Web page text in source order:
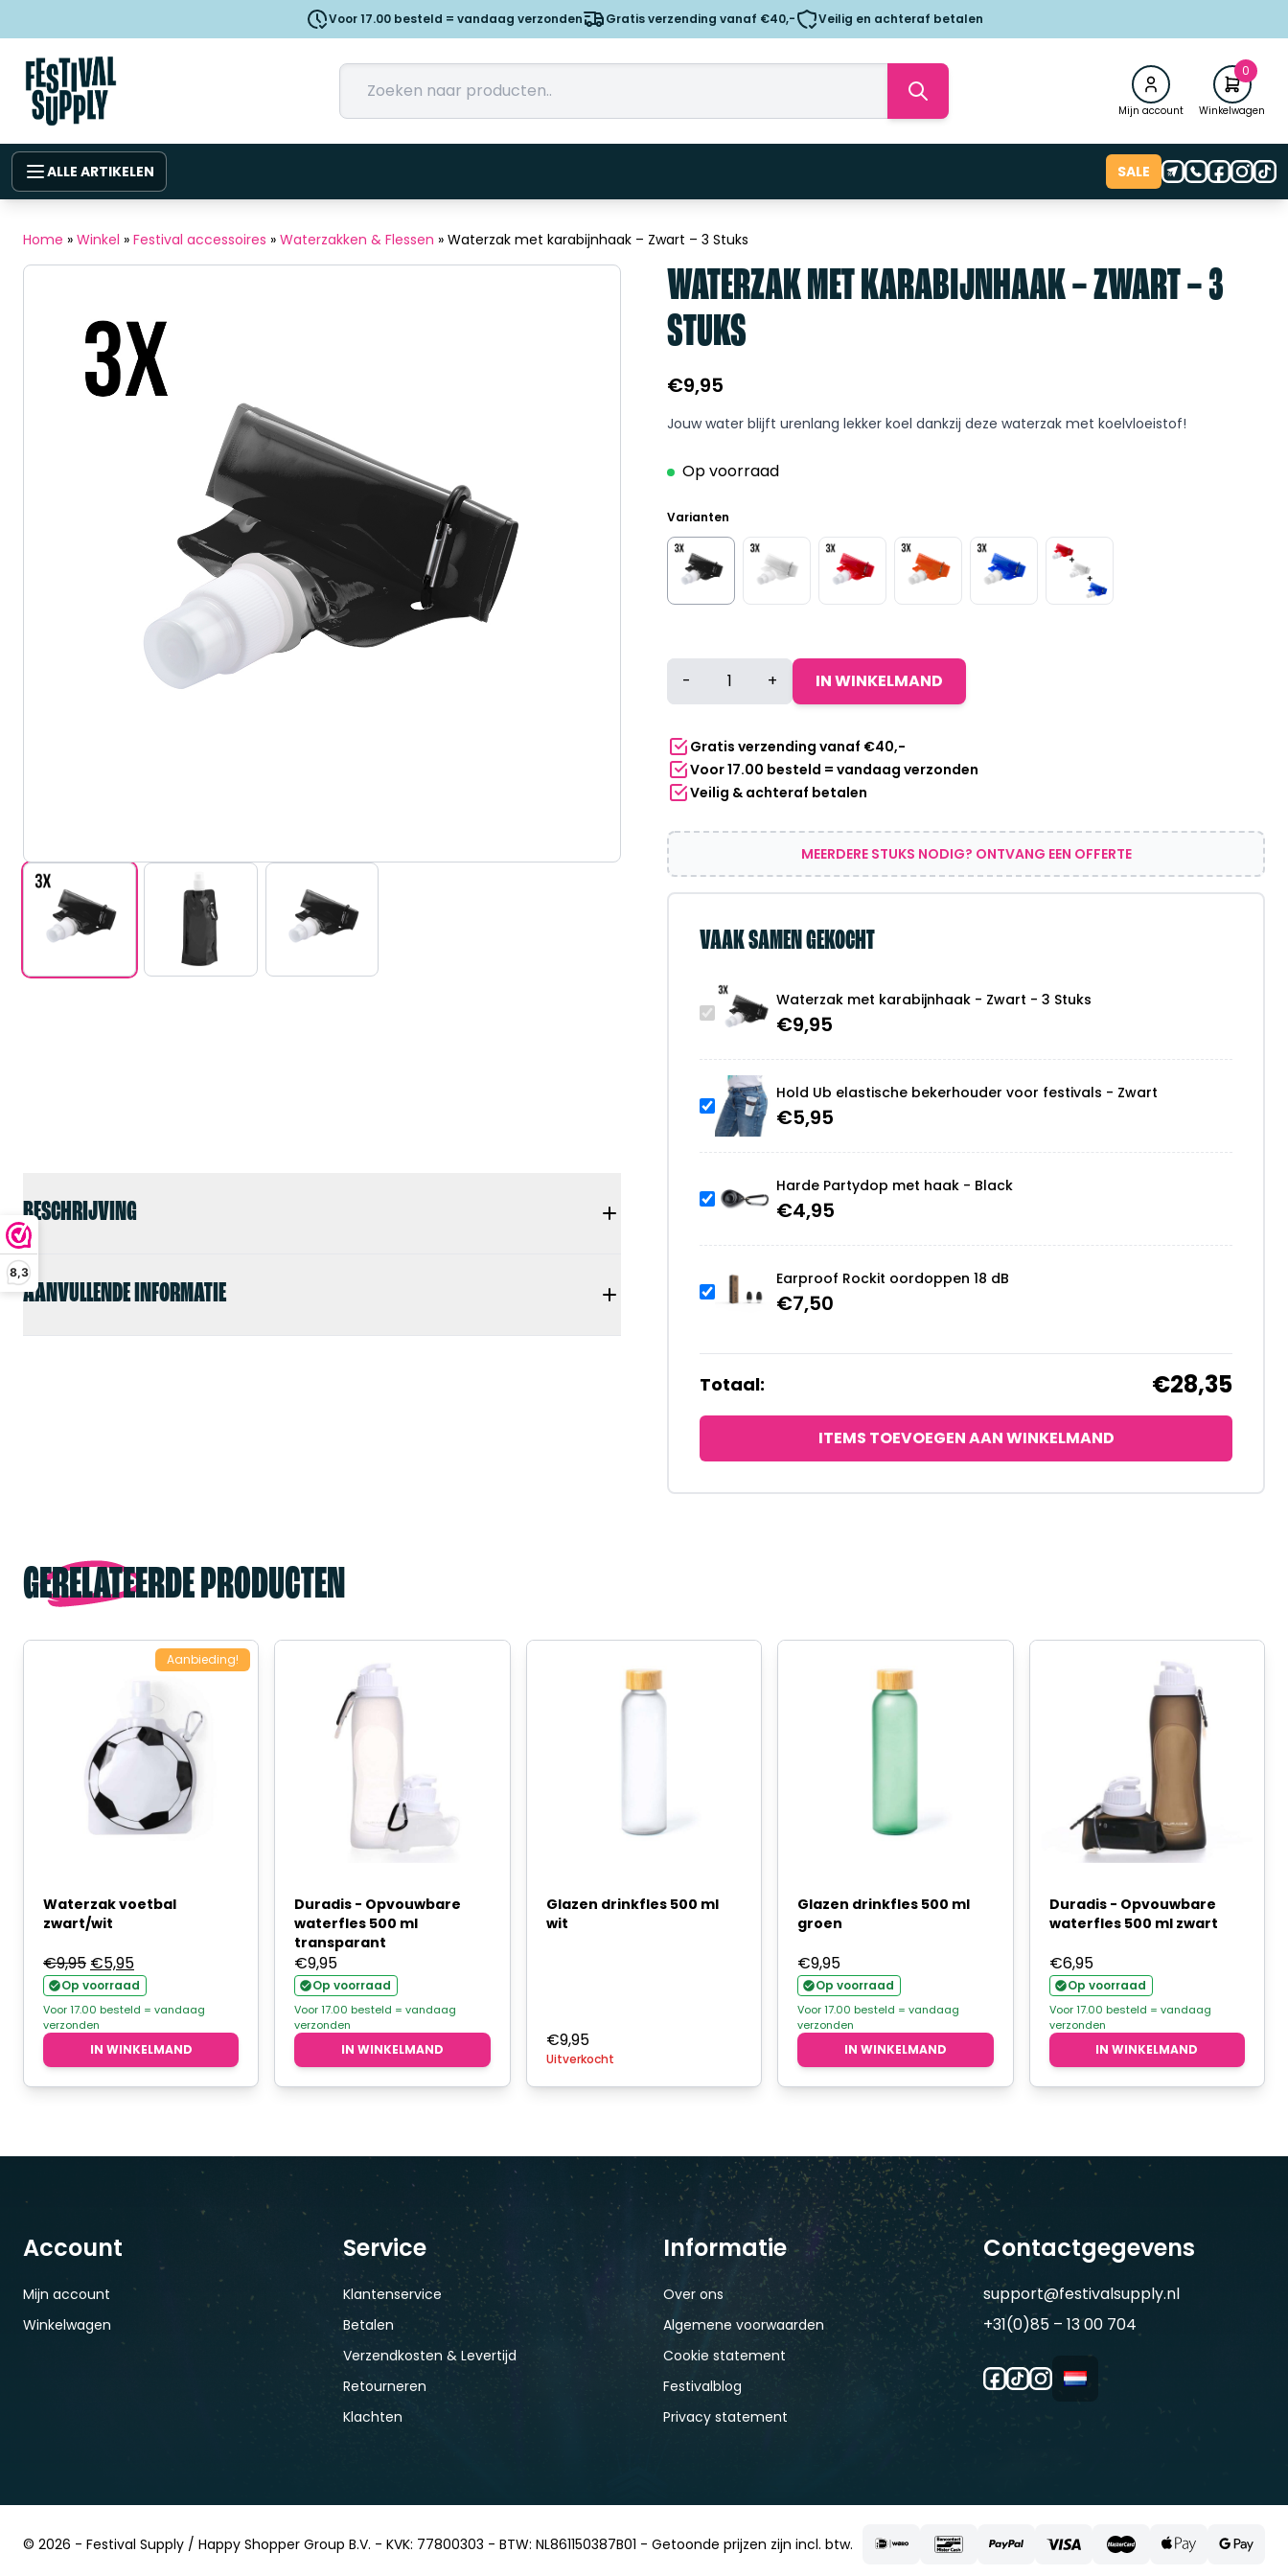
8,3
Voor 17.00 besteld = vandaag verzonden Gratis verzending vanaf €40,- Veilig en achteraf betalen
Mijn account
0
Winkelwagen
ALLE ARTIKELEN SALE
Home » Winkel » Festival accessoires » Waterzakken & Flessen » Waterzak met karabijnhaak – Zwart – 3 Stuks
BESCHRIJVING
AANVULLENDE INFORMATIE
WATERZAK MET KARABIJNHAAK – ZWART – 3
STUKS
€9,95
Jouw water blijft urenlang lekker koel dankzij deze waterzak met koelvloeistof!
Op voorraad
Varianten
Waterzak
-
Zwart
-
3
Stuks
aantal
- + IN WINKELMAND
Gratis verzending vanaf €40,-
Voor 17.00 besteld = vandaag verzonden
Veilig & achteraf betalen
MEERDERE STUKS NODIG? ONTVANG EEN OFFERTE
VAAK SAMEN GEKOCHT
Waterzak met karabijnhaak - Zwart - 3 Stuks
€9,95
Hold Ub elastische bekerhouder voor festivals - Zwart
€5,95
Harde Partydop met haak - Black
€4,95
Earproof Rockit oordoppen 18 dB
€7,50
Totaal: €28,35
ITEMS TOEVOEGEN AAN WINKELMAND
GERELATEERDE PRODUCTEN
Aanbieding!
Waterzak voetbal
zwart/wit
€9,95 Oorspronkelijke
prijs
was:
€9,95.
€5,95Huidige
prijs
is:
€5,95.
Op voorraad
Voor 17.00 besteld = vandaag
verzonden
IN WINKELMAND
Duradis - Opvouwbare
waterfles 500 ml
transparant
€9,95
Op voorraad
Voor 17.00 besteld = vandaag
verzonden
IN WINKELMAND
Glazen drinkfles 500 ml
wit
€9,95
Uitverkocht
Glazen drinkfles 500 ml
groen
€9,95
Op voorraad
Voor 17.00 besteld = vandaag
verzonden
IN WINKELMAND
Duradis - Opvouwbare
waterfles 500 ml zwart
€6,95
Op voorraad
Voor 17.00 besteld = vandaag
verzonden
IN WINKELMAND
Account
Mijn account
Winkelwagen
Service
Klantenservice
Betalen
Verzendkosten & Levertijd
Retourneren
Klachten
Informatie
Over ons
Algemene voorwaarden
Cookie statement
Festivalblog
Privacy statement
Contactgegevens
support@festivalsupply.nl
+31(0)85 – 13 00 704
© 2026 - Festival Supply / Happy Shopper Group B.V. - KVK: 77800303 - BTW: NL861150387B01 - Getoonde prijzen zijn incl. btw.